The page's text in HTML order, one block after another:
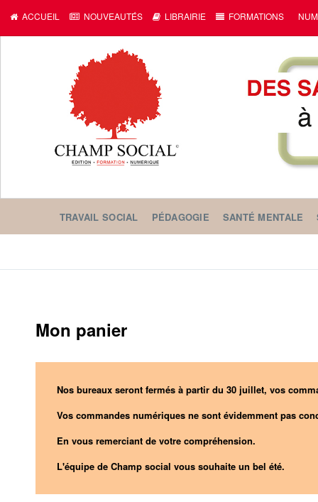
ACCUEIL NOUVEAUTÉS LIBRAIRIE FORMATIONS
TRAVAIL SOCIAL PÉDAGOGIE SANTÉ MENTALE
Mon panier
Nos bureaux seront fermés à partir du 30 juillet, vos
Vos commandes numériques ne sont évidemment pas
En vous remerciant de votre compréhension.
L'équipe de Champ social vous souhaite un bel été.